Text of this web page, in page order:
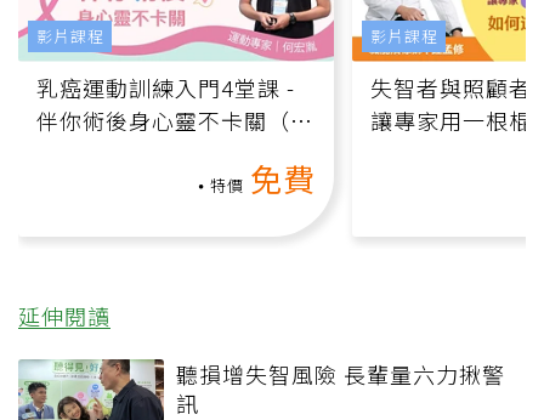
乳癌運動訓練入門4堂課 -
伴你術後身心靈不卡關（線
特價 免費
影片課程
失智者與照顧者
讓專家用一根棍
影片課程
延伸閱讀
聽損增失智風險 長輩量六力揪警
訊